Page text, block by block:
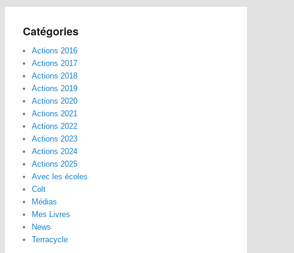
Catégories
Actions 2016
Actions 2017
Actions 2018
Actions 2019
Actions 2020
Actions 2021
Actions 2022
Actions 2023
Actions 2024
Actions 2025
Avec les écoles
Colt
Médias
Mes Livres
News
Terracycle